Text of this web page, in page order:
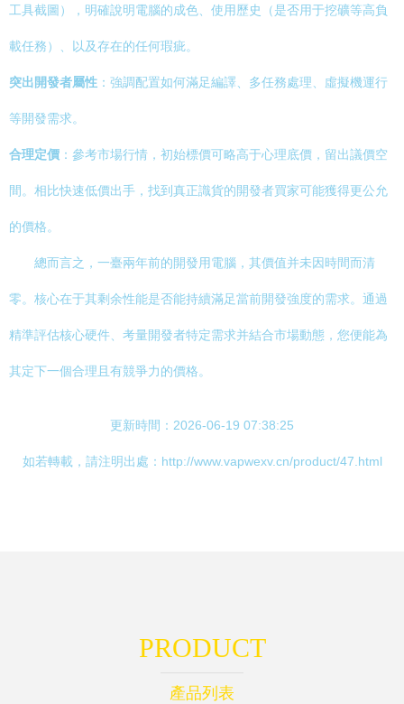
工具截圖），明確說明電腦的成色、使用歷史（是否用于挖礦等高負
載任務）、以及存在的任何瑕疵。
突出開發者屬性 ：強調配置如何滿足編譯、多任務處理、虛擬機運行
等開發需求。
合理定價 ：參考市場行情，初始標價可略高于心理底價，留出議價空
間。相比快速低價出手，找到真正識貨的開發者買家可能獲得更公允
的價格。
總而言之，一臺兩年前的開發用電腦，其價值并未因時間而清
零。核心在于其剩余性能是否能持續滿足當前開發強度的需求。通過
精準評估核心硬件、考量開發者特定需求并結合市場動態，您便能為
其定下一個合理且有競爭力的價格。
更新時間：2026-06-19 07:38:25
如若轉載，請注明出處：http://www.vapwexv.cn/product/47.html
PRODUCT
產品列表